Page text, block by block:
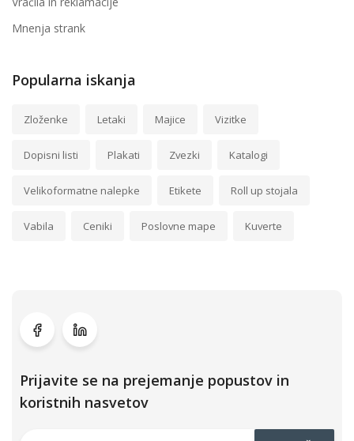
Mnenja strank
Popularna iskanja
Zloženke Letaki Majice Vizitke
Dopisni listi Plakati Zvezki Katalogi
Velikoformatne nalepke Etikete Roll up stojala
Vabila Ceniki Poslovne mape Kuverte
Prijavite se na prejemanje popustov in
koristnih nasvetov